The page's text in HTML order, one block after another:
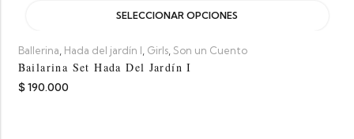
SELECCIONAR OPCIONES
Ballerina, Hada del jardín I, Girls,Son un Cuento
Bailarina Set Hada Del Jardín I
$190.000